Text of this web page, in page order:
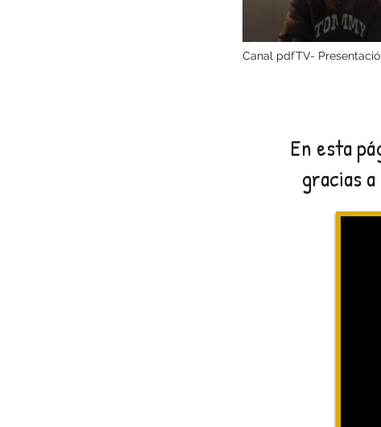
Canal pdfTV-
En esta
gracias